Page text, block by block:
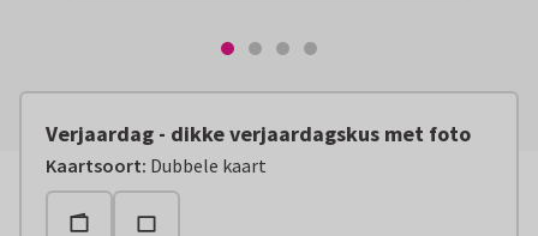
Verjaardag - dikke verjaardagskus met foto
Kaartsoort: Dubbele kaart
Vanaf:€ 2,79 excl. verzendkosten